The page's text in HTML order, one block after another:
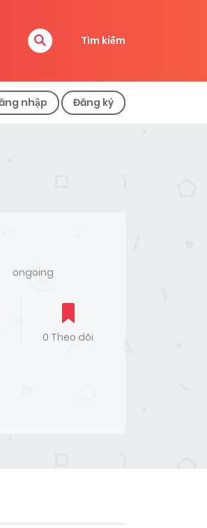
Tìm kiếm
nhập Đăng ký
ongoing
0 Theo dõi